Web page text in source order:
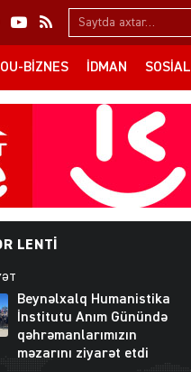
Search…
BIZNES İDMAN SOSIAL
LENTI
Beynəlxalq Humanistika
İnstitutu Anım Günündə
qəhrəmanlarımızın
məzarını ziyarət etdi